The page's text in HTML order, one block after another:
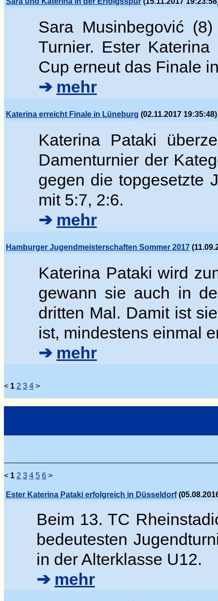
Sara Musinbegović (8)
Turnier. Ester
Cup erneut das Finale
➔ mehr
Katerina erreicht Finale in Lüneburg (02.11.2017 19:35:48)
Katerina Pataki
Damenturnier der
gegen die topgesetzte
mit 5:7, 2:6.
➔ mehr
Hamburger Jugendmeisterschaften Sommer 2017
Katerina Pataki wird
gewann sie auch in
dritten Mal. Damit ist
ist, mindestens einmal
➔ mehr
< 1 2 3 4 >
< 1 2 3 4 5 6 >
Ester Katerina Pataki erfolgreich in Düsseldorf
Beim 13. TC
bedeutesten
in der Alterklasse U12.
➔ mehr